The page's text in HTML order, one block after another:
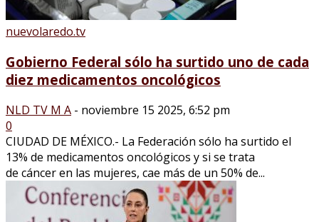
nuevolaredo.tv
Gobierno Federal sólo ha surtido uno de cada
diez medicamentos oncológicos
NLD TV M A - noviembre 15 2025, 6:52 pm
0
CIUDAD DE MÉXICO.- La Federación sólo ha surtido el
13% de medicamentos oncológicos y si se trata
de cáncer en las mujeres, cae más de un 50% de...